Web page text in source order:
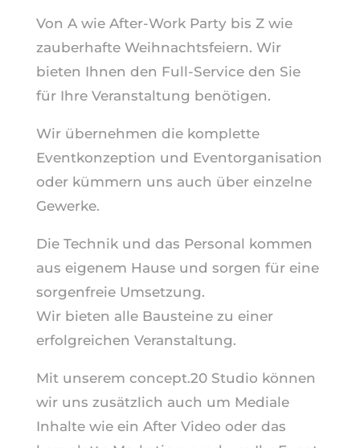
Von A wie After-Work Party bis Z wie
zauberhafte Weihnachtsfeiern. Wir
bieten Ihnen den Full-Service den Sie
für Ihre Veranstaltung benötigen.
Wir übernehmen die komplette
Eventkonzeption und Eventorganisation
oder kümmern uns auch über einzelne
Gewerke.
Die Technik und das Personal kommen
aus eigenem Hause und sorgen für eine
sorgenfreie Umsetzung.
Wir bieten alle Bausteine zu einer
erfolgreichen Veranstaltung.
Mit unserem concept.20 Studio können
wir uns zusätzlich auch um Mediale
Inhalte wie ein After Video oder das